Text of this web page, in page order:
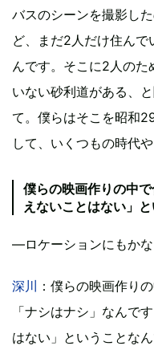
バスのシーンを撮影し
ど、まだ2人だけ住んで
んです。そこに2人のた
いない砂利道がある、
て。僕らはそこを昭和
して、いくつもの時代
僕らの映画作りの中
えないことはない」
―ロケーションにもかな
深川 ：僕らの映画作り
「ナシはナシ」なんで
はない」ということな